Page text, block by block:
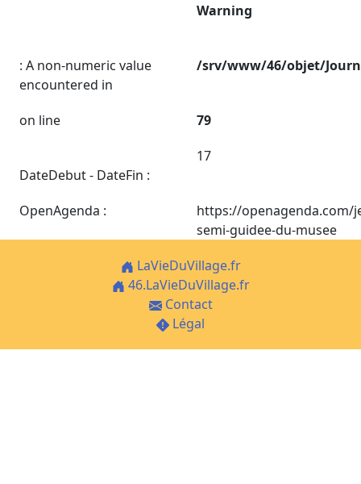
Warning
: A non-numeric value
encountered in
/srv/www/46/objet/
on line 79
DateDebut - DateFin :
17
OpenAgenda :
https://openagenda.com/
semi-guidee-du-musee
LaVieDuVillage.fr
46.LaVieDuVillage.fr
Contact
Légal